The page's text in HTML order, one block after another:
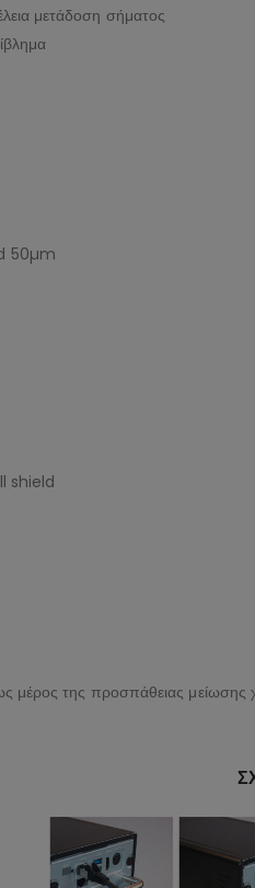
μετάδοση σήματος
50µm
shield
μέρος της προσπάθειας μείωσης